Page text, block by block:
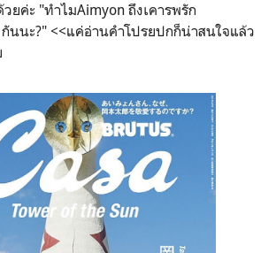
ยค่ะ "ทำไมAimyon ถึงเคารพรัก
นนะ?" <<แค่อ่านคำโปรยปกก็น่าสนใจแล้ว